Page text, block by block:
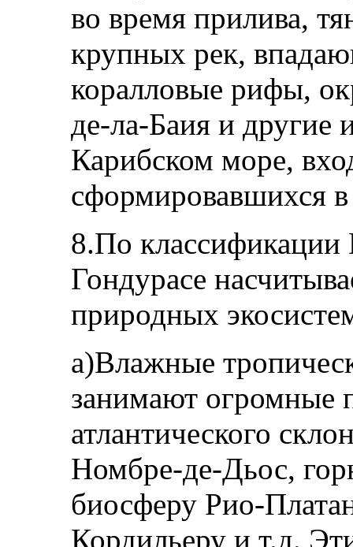
во время прилива,
крупных рек,
коралловые рифы,
де-ла-Баия и другие
Карибском море,
сформировавшихся
8.По
Гондурасе
природных
a)Влажные
занимают огромные
атлантического
Номбре-де-Дьос,
биосферу Рио-
Кордильеру и т.д.